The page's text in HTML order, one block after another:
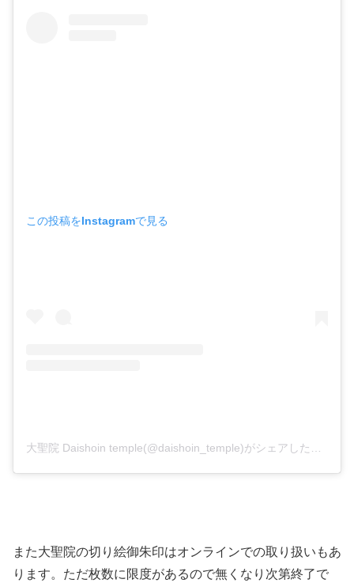
この投稿をInstagramで見る
また大聖院の切り絵御朱印はオンラインでの取り扱いもあ
ります。ただ枚数に限度があるので無くなり次第終了で